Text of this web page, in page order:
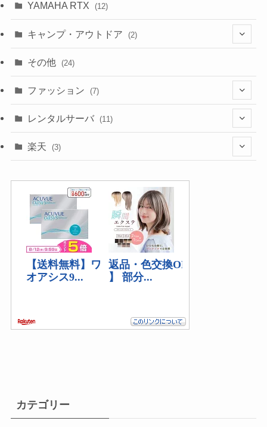
(10)
YAMAHA RTX (12)
キャンプ・アウトドア (2)
(1)
(1)
その他 (24)
ファッション (7)
(3)
レンタルサーバ (11)
(6)
(5)
(2)
楽天 (3)
(2)
カテゴリー